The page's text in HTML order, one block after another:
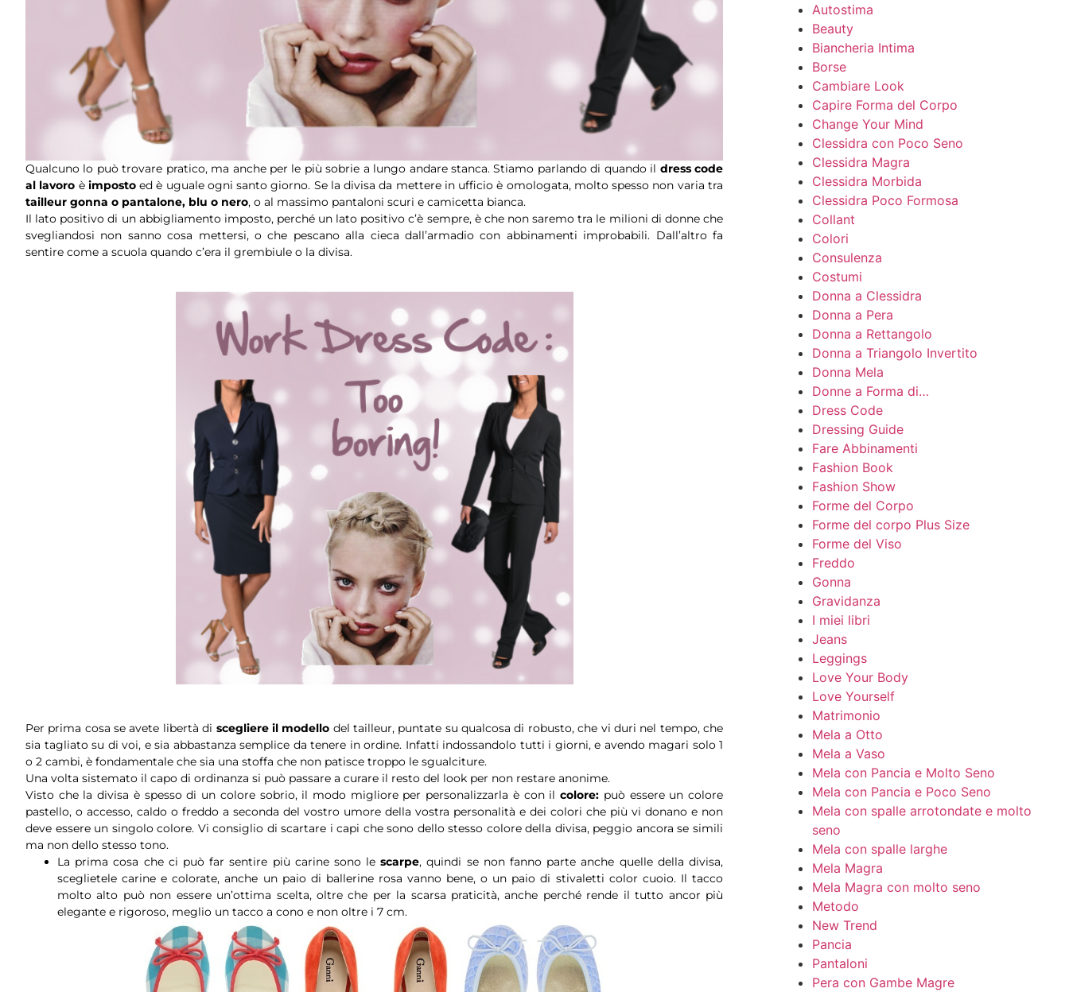
Qualcuno lo può trovare pratico, ma anche per le più sobrie a lungo andare stanca. Stiamo parlando di quando il dress code
al lavoro è impostoed è uguale ogni santo giorno. Se la divisa da mettere in ufficio è omologata, molto spesso non varia tra
tailleur gonna o pantalone, blu o nero, o al massimo pantaloni scuri e camicetta bianca.
Il lato positivo di un abbigliamento imposto, perché un lato positivo c’è sempre, è che non saremo tra le milioni di donne che
svegliandosi non sanno cosa mettersi, o che pescano alla cieca dall’armadio con abbinamenti improbabili. Dall’altro fa
sentire come a scuola quando c’era il grembiule o la divisa.
Per prima cosa se avete libertà di scegliere il modello del tailleur, puntate su qualcosa di robusto, che vi duri nel tempo, che
sia tagliato su di voi, e sia abbastanza semplice da tenere in ordine. Infatti indossandolo tutti i giorni, e avendo magari solo 1
o 2 cambi, è fondamentale che sia una stoffa che non patisce troppo le sgualciture.
Una volta sistemato il capo di ordinanza si può passare a curare il resto del look per non restare anonime.
Visto che la divisa è spesso di un colore sobrio, il modo migliore per personalizzarla è con ilcolore: può essere un colore
pastello, o accesso, caldo o freddo a seconda del vostro umore della vostra personalità e dei colori che più vi donano e non
deve essere un singolo colore. Vi consiglio di scartare i capi che sono dello stesso colore della divisa, peggio ancora se simili
ma non dello stesso tono.
La prima cosa che ci può far sentire più carine sono lescarpe, quindi se non fanno parte anche quelle della divisa,
sceglietele carine e colorate, anche un paio di ballerine rosa vanno bene, o un paio di stivaletti color cuoio. Il tacco
molto alto può non essere un’ottima scelta, oltre che per la scarsa praticità, anche perché rende il tutto ancor più
elegante e rigoroso, meglio un tacco a cono e non oltre i 7 cm.
Autostima
Beauty
Biancheria Intima
Borse
Cambiare Look
Capire Forma del Corpo
Change Your Mind
Clessidra con Poco Seno
Clessidra Magra
Clessidra Morbida
Clessidra Poco Formosa
Collant
Colori
Consulenza
Costumi
Donna a Clessidra
Donna a Pera
Donna a Rettangolo
Donna a Triangolo Invertito
Donna Mela
Donne a Forma di…
Dress Code
Dressing Guide
Fare Abbinamenti
Fashion Book
Fashion Show
Forme del Corpo
Forme del corpo Plus Size
Forme del Viso
Freddo
Gonna
Gravidanza
I miei libri
Jeans
Leggings
Love Your Body
Love Yourself
Matrimonio
Mela a Otto
Mela a Vaso
Mela con Pancia e Molto Seno
Mela con Pancia e Poco Seno
Mela con spalle arrotondate e molto
seno
Mela con spalle larghe
Mela Magra
Mela Magra con molto seno
Metodo
New Trend
Pancia
Pantaloni
Pera con Gambe Magre